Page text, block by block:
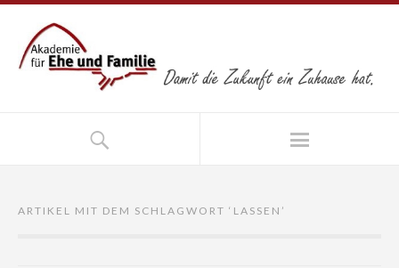
ARTIKEL MIT DEM SCHLAGWORT ‘ LASSEN ’